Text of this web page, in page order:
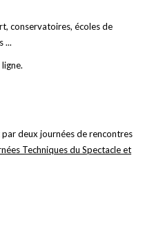
conservatoires, écoles de
...
deux journées de rencontres
Techniques du Spectacle et